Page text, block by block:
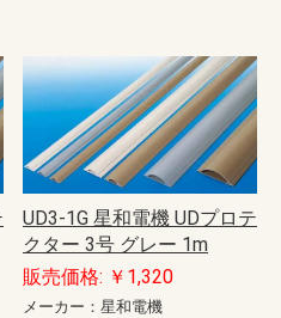
UD3-1G 星和電機 UDプロテ
クター 3号 グレー 1m
販売価格: ￥1,320
メーカー：星和電機